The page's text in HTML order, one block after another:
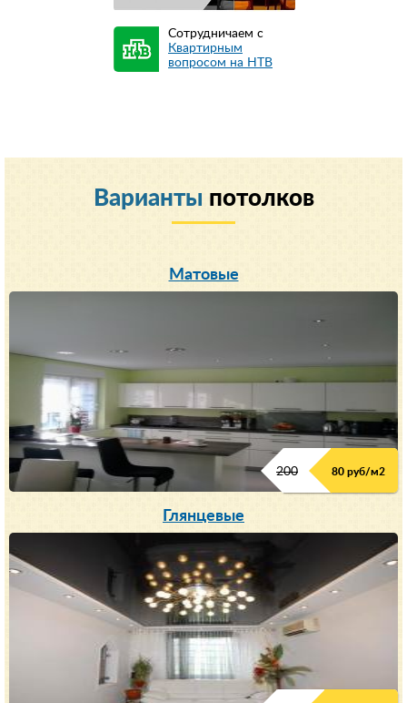
Сотрудничаем с
Квартирным
вопросом на НТВ
Варианты потолков
Матовые
200 80 руб/м2
Глянцевые